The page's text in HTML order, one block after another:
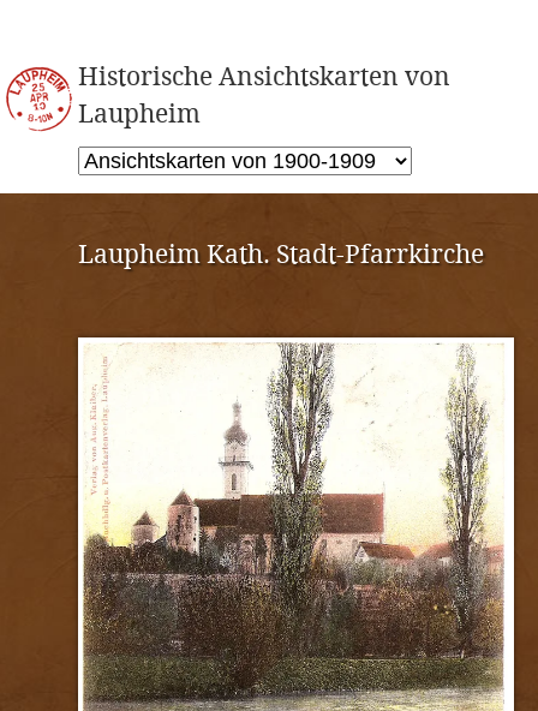
Historische Ansichtskarten von
Laupheim
Laupheim Kath. Stadt-Pfarrkirche